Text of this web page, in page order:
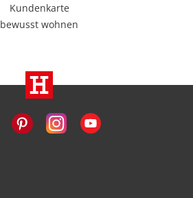
Kundenkarte
bewusst wohnen